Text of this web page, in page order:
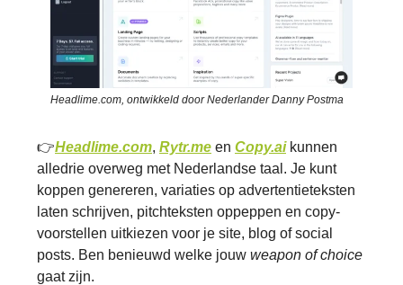
Headlime.com, ontwikkeld door Nederlander Danny Postma
👉Headlime.com, Rytr.me en Copy.aikunnen
alledrie overweg met Nederlandse taal. Je kunt
koppen genereren, variaties op advertentieteksten
laten schrijven, pitchteksten oppeppen en copy-
voorstellen uitkiezen voor je site, blog of social
posts. Ben benieuwd welke jouw weapon of choice
gaat zijn.